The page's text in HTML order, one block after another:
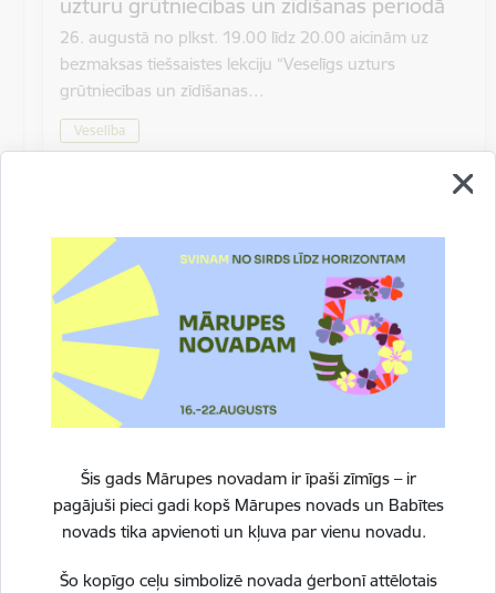
Šis gads Mārupes novadam ir īpaši zīmīgs – ir
pagājuši pieci gadi kopš Mārupes novads un Babītes
novads tika apvienoti un kļuva par vienu novadu.
Šo kopīgo ceļu simbolizē novada ģerbonī attēlotais
uzturu grūtniecības un zīdīšanas periodā
26. augustā no plkst. 19.00 līdz 20.00 aicinām uz
bezmaksas tiešsaistes lekciju “Veselīgs uzturs
grūtniecības un zīdīšanas…
Veselība
Datums
10. septembris, 2026
Laiks
18.00–19.00
Atrašanās vieta